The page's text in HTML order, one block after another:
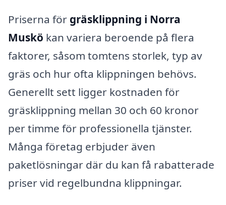
Priserna för gräsklippning i Norra
Muskö kan variera beroende på flera
faktorer, såsom tomtens storlek, typ av
gräs och hur ofta klippningen behövs.
Generellt sett ligger kostnaden för
gräsklippning mellan 30 och 60 kronor
per timme för professionella tjänster.
Många företag erbjuder även
paketlösningar där du kan få rabatterade
priser vid regelbundna klippningar.